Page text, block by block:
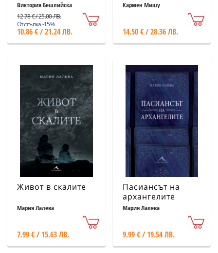
Виктория Бешлийска
12.78 € / 25.00 ЛВ.
Отстъпка -15%
10.86 € / 21.24 ЛВ.
Кармен Мишу
14.50 € / 28.36 ЛВ.
Живот в скалите
Мария Лалева
7.99 € / 15.63 ЛВ.
Пасиансът на
архангелите
Мария Лалева
9.99 € / 19.54 ЛВ.